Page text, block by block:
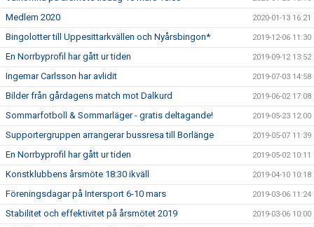
Medlem 2020 2020-01-13 16:21
Bingolotter till Uppesittarkvällen och Nyårsbingon* 2019-12-06 11:30
En Norrbyprofil har gått ur tiden 2019-09-12 13:52
Ingemar Carlsson har avlidit 2019-07-03 14:58
Bilder från gårdagens match mot Dalkurd 2019-06-02 17:08
Sommarfotboll & Sommarläger - gratis deltagande! 2019-05-23 12:00
Supportergruppen arrangerar bussresa till Borlänge 2019-05-07 11:39
En Norrbyprofil har gått ur tiden 2019-05-02 10:11
Konstklubbens årsmöte 18:30 ikväll 2019-04-10 10:18
Föreningsdagar på Intersport 6-10 mars 2019-03-06 11:24
Stabilitet och effektivitet på årsmötet 2019 2019-03-06 10:00